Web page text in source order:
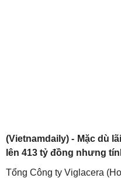
(Vietnamdaily) - Mặc dù
lên 413 tỷ đồng nhưng
Tổng Công ty Viglacera